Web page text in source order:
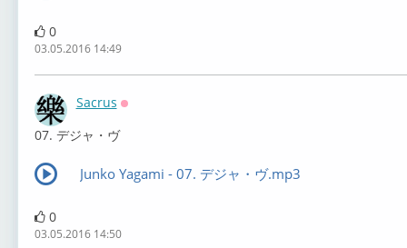
0
03.05.2016 14:49
Sacrus
07. デジャ・ヴ
Junko Yagami - 07. デジャ・ヴ.mp3
0
03.05.2016 14:50